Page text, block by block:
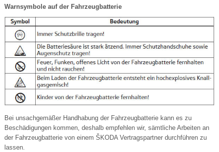
Warnsymbole auf der Fahrzeugbatterie
Bei unsachgemäßer Handhabung der Fahrzeugbatterie kann es zu
Beschädigungen kommen, deshalb empfehlen wir, sämtliche Arbeiten an
der Fahrzeugbatterie von einem ŠKODA Vertragspartner durchführen zu
lassen.